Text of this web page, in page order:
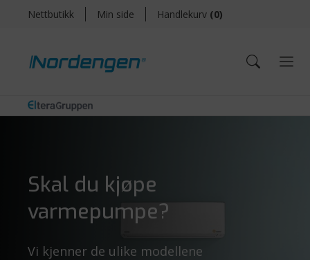
Nettbutikk Min side Handlekurv (0)
Skal du kjøpe
varmepumpe?
Vi kjenner de ulike modellene